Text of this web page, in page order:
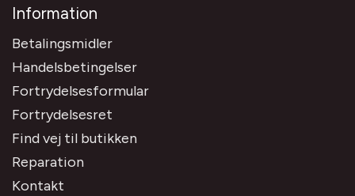
Information
Betalingsmidler
Handelsbetingelser
Fortrydelsesformular
Fortrydelsesret
Find vej til butikken
Reparation
Kontakt